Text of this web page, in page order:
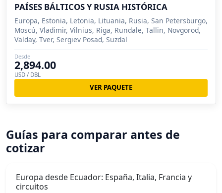
PAÍSES BÁLTICOS Y RUSIA HISTÓRICA
Europa, Estonia, Letonia, Lituania, Rusia, San Petersburgo,
Moscú, Vladimir, Vilnius, Riga, Rundale, Tallin, Novgorod,
Valday, Tver, Sergiev Posad, Suzdal
Desde
2,894.00
USD / DBL
VER PAQUETE
Guías para comparar antes de
cotizar
Europa desde Ecuador: España, Italia, Francia y
circuitos